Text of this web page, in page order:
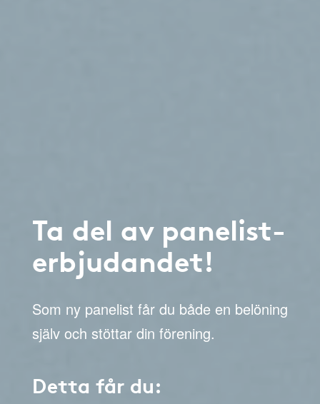
Ta del av panelist-
erbjudandet!
Som ny panelist får du både en belöning
själv och stöttar din förening.
Detta får du: